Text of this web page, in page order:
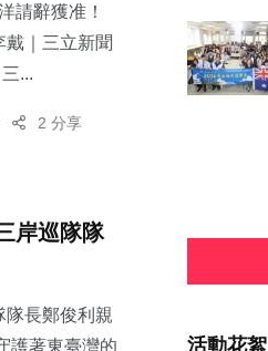
請辭獲准！
戴｜三立新聞
...
2 分享
岸巡隊隊
隊長鄭俊利親
護著東臺灣的
活動花絮